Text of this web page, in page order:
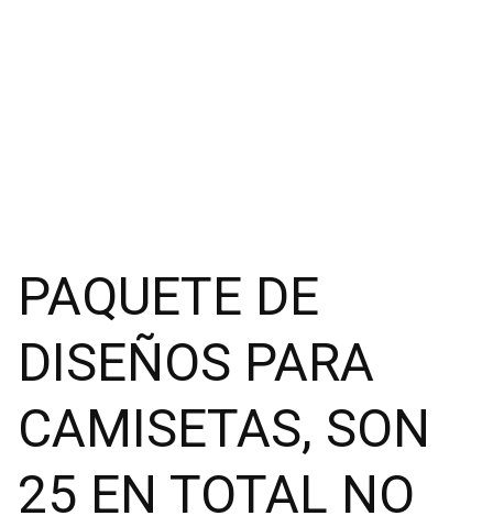
PAQUETE DE
DISEÑOS PARA
CAMISETAS, SON
25 EN TOTAL NO